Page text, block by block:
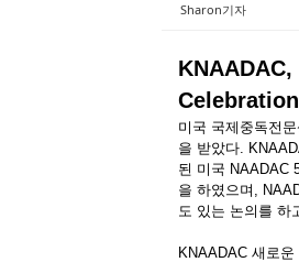
Sharon기자
미국 국제중독전
을 받았다.
된 미국 NAADAC
을 하였으며,
도 있는 논의를 하
KNAADAC 새로